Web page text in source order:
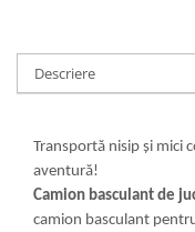
Descriere
Transportă nisip și mici
aventură!
Camion basculant de
camion basculant